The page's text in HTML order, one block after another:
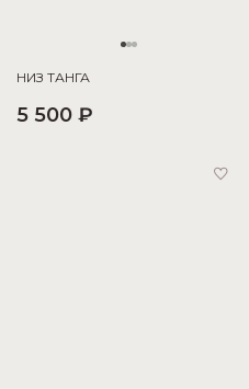
НИЗ ТАНГА
5 500 ₽